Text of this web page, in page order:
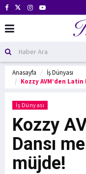
Anasayfa
İş Dünyası
Kozzy AVM’den
İş Dünyası
Kozzy
Dansı
müjde!